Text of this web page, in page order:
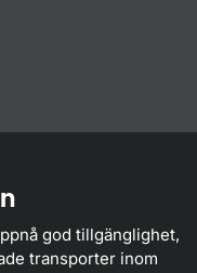
god tillgänglighet,
transporter inom